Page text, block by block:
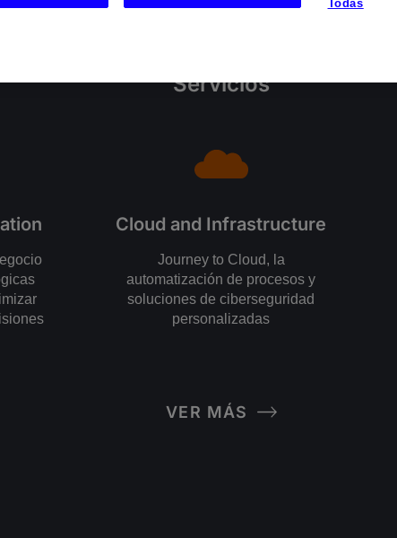
Servicios
Cloud and Infrastructure
Journey to Cloud, la
automatización de procesos y
soluciones de ciberseguridad
personalizadas
VER MÁS
Todas